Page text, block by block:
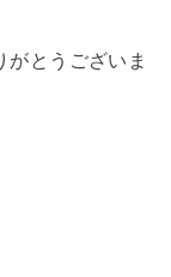
がとうございま